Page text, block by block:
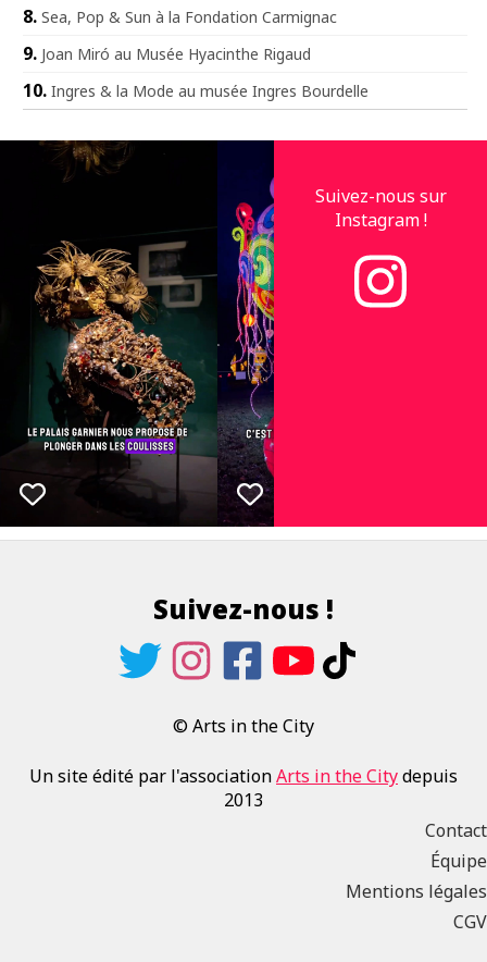
Sea, Pop & Sun à la Fondation Carmignac
Joan Miró au Musée Hyacinthe Rigaud
Ingres & la Mode au musée Ingres Bourdelle
Suivez-nous sur
Instagram !
Suivez-nous !
© Arts in the City
Un site édité par l'associationArts in the Citydepuis
2013
Contact
Équipe
Mentions légales
CGV